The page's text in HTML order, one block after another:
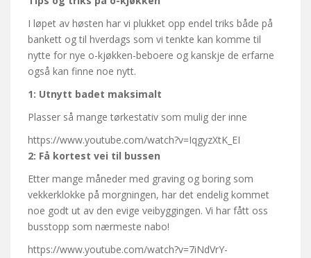
I løpet av høsten har vi plukket opp endel triks både på
bankett og til hverdags som vi tenkte kan komme til
nytte for nye o-kjøkken-beboere og kanskje de erfarne
også kan finne noe nytt.
1: Utnytt badet maksimalt
Plasser så mange tørkestativ som mulig der inne
https://www.youtube.com/watch?v=IqgyzXtK_EI
2: Få kortest vei til bussen
Etter mange måneder med graving og boring som
vekkerklokke på morgningen, har det endelig kommet
noe godt ut av den evige veibyggingen. Vi har fått oss
busstopp som nærmeste nabo!
https://www.youtube.com/watch?v=7iNdVrY-